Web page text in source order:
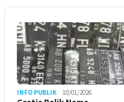
INFO PUBLIK 10/01/2026